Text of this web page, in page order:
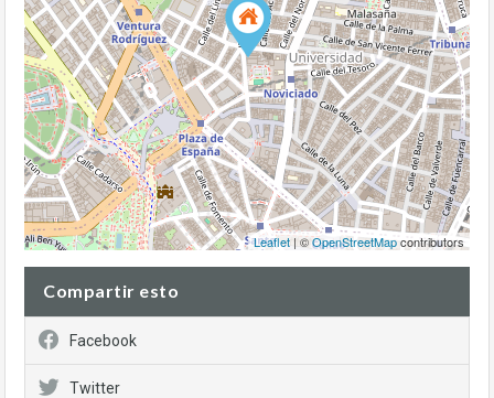
Leaflet| ©OpenStreetMapcontributors
Compartir esto
Facebook
Twitter